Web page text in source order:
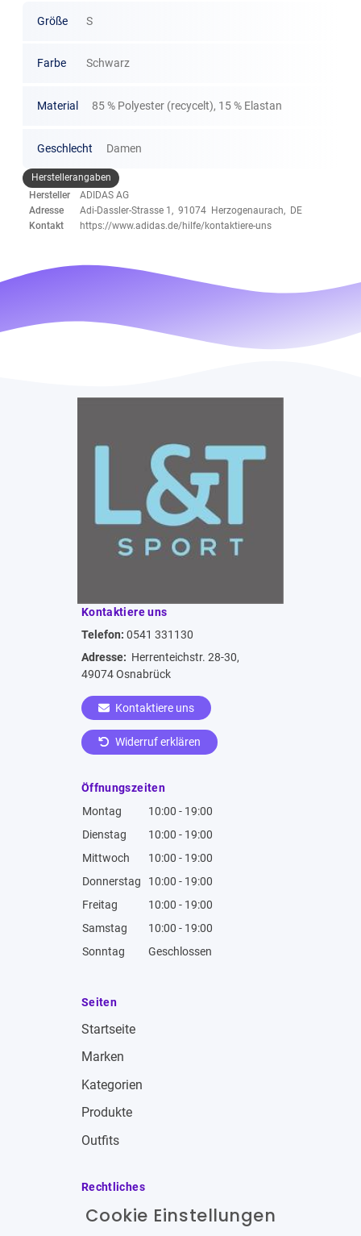
Größe S
Farbe Schwarz
Material 85 % Polyester (recycelt), 15 % Elastan
Geschlecht Damen
Herstellerangaben
Hersteller
ADIDAS AG
Adresse
Adi-Dassler-Strasse 1, 91074 Herzogenaurach, DE
Kontakt
https://www.adidas.de/hilfe/kontaktiere-uns
Kontaktiere uns
Telefon: 0541 331130
Adresse: Herrenteichstr. 28-30,
49074 Osnabrück
Kontaktiere uns
Widerruf erklären
Öffnungszeiten
Montag
10:00 - 19:00
Dienstag
10:00 - 19:00
Mittwoch
10:00 - 19:00
Donnerstag
10:00 - 19:00
Freitag
10:00 - 19:00
Samstag
10:00 - 19:00
Sonntag
Geschlossen
Seiten
Startseite
Marken
Kategorien
Produkte
Outfits
Rechtliches
Impressum
Cookie Einstellungen